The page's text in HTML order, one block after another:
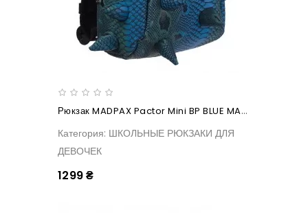
Рюкзак MADPAX Pactor Mini BP BLUE MAMBA
Категория: ШКОЛЬНЫЕ РЮКЗАКИ ДЛЯ
ДЕВОЧЕК
1299 ₴